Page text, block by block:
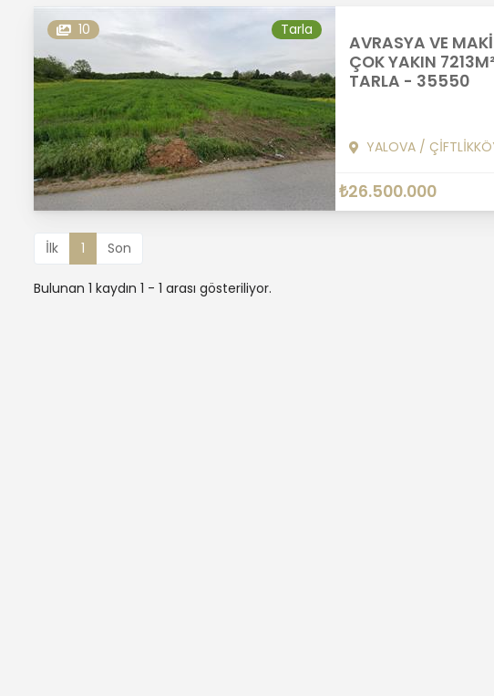
10 Tarla
AVRASYA VE
ÇOK YAKIN
TARLA - 35550
YALOVA/
₺26.500.000
İlk 1 Son
Bulunan 1 kaydın 1 - 1 arası gösteriliyor.